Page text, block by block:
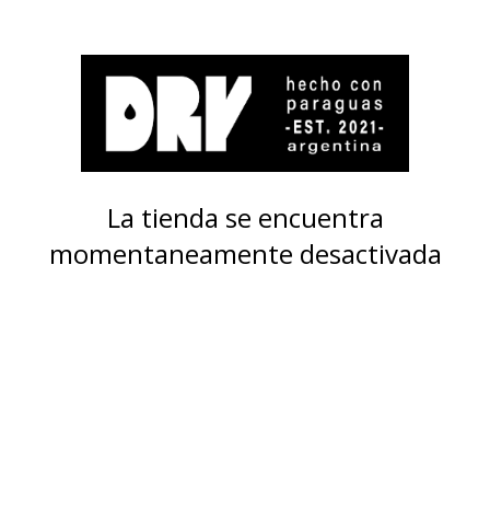
La tienda se encuentra
momentaneamente desactivada